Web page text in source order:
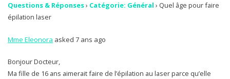
Questions & Réponses› Catégorie: Général › Quel âge pour faire
épilation laser
Mme Eleonora asked 7 ans ago
Bonjour Docteur,
Ma fille de 16 ans aimerait faire de l’épilation au laser parce qu’elle